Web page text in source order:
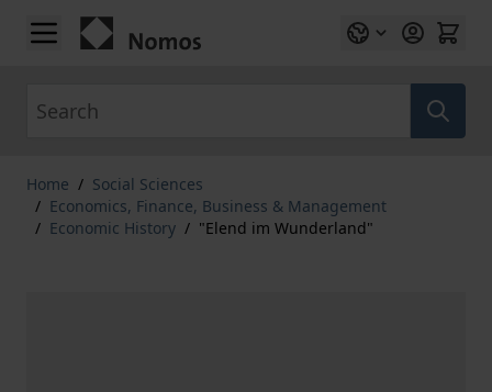
Skip to Content
Home / Social Sciences
/ Economics, Finance, Business & Management
/ Economic History / "Elend im Wunderland"